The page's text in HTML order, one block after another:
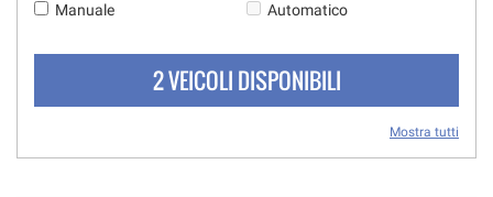
Manuale
Automatico
2 VEICOLI DISPONIBILI
Mostra tutti
si
alla
e